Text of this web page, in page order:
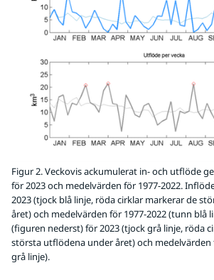
Figur 2. Veckovis ackumulerat in- och utflöde
för 2023 och medelvärden för 1977-2022.
2023 (tjock blå linje, röda cirklar markerar de
året) och medelvärden för 1977-2022 (tunn blå
(figuren nederst) för 2023 (tjock grå linje, röda
största utflödena under året) och medelvärden
grå linje).